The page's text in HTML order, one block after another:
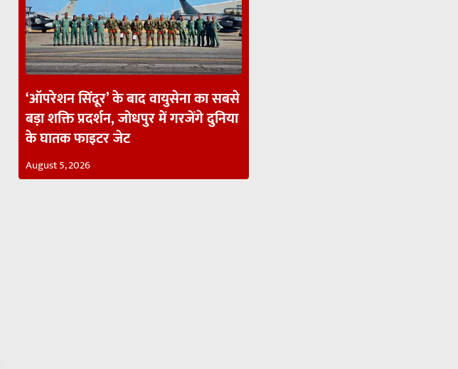
‘ऑपरेशन सिंदूर’ के बाद वायुसेना का सबसे
बड़ा शक्ति प्रदर्शन, जोधपुर में गरजेंगे दुनिया
के घातक फाइटर जेट
August 5, 2026